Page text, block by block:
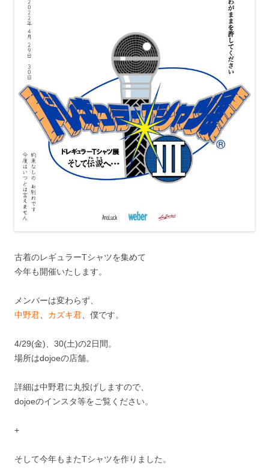
古着のレギュラーTシャツを集めて
今年も開催いたします。
メンバーは変わらず、
中野君
カズキ君 、僕です。
4/29(金)、30(土)の2日間。
場所はdojoeの店舗。
詳細は中野君に丸投げしますので、
dojoeのインスタ等をご覧ください。
+
そして今年もまたTシャツを作りました。